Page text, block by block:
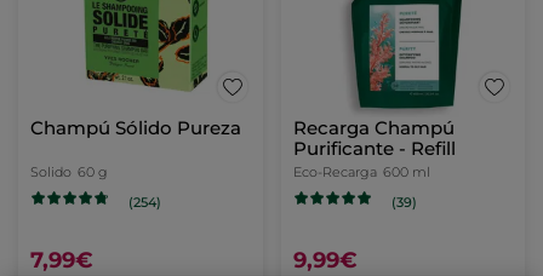
Champú Sólido Pureza
Solido 60 g
(254)
7,99€
Recarga Champú
Purificante - Refill
Eco-Recarga 600 ml
(39)
9,99€